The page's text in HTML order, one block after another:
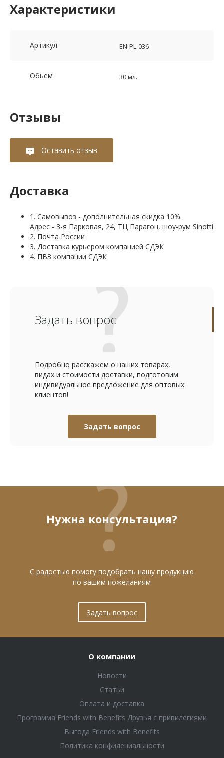
Характеристики
Артикул EN-PL-036
Обьем 30 мл.
Отзывы
Оставить отзыв
Доставка
1. Самовывоз - дополнительная скидка 10%.
Адрес - 3-я Парковая, 24, ТЦ Парагон, шоу-рум Sinotti
2. Почта России
3. Доставка курьером компанией СДЭК
4. ПВЗ компании СДЭК
Задать вопрос
Подробно расскажем о наших товарах,
видах и стоимости доставки, подготовим
индивидуальное предложение для оптовых
клиентов!
Задать вопрос
Нужна консультация?
С радостью помогу подобрать нашу продукцию
по вашим пожеланиям
Задать вопрос
О компании
Новости
Статьи
Оплата и доставка
Программа Friends with Benefits Друзья с привилегиями
Выгода Friends with Benefits
Политика конфидециальности